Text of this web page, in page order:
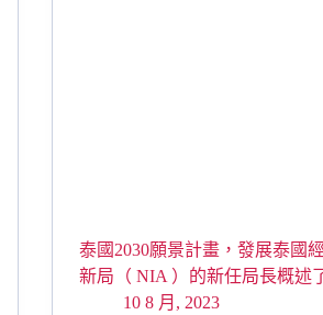
泰國2030願景計畫，發展泰國
新局（ NIA ）的新任局長概述
10 8 月, 2023